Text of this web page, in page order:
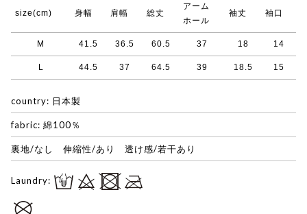
size(cm) 身幅 肩幅 総丈
アーム
ホール
袖丈 袖口
M 41.5 36.5 60.5 37 18 14
L 44.5 37 64.5 39 18.5 15
country: 日本製
fabric: 綿100％
裏地/なし 伸縮性/あり 透け感/若干あり
Laundry: